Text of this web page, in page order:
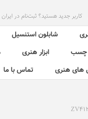
کاربر جدید هستید؟ ثبت‌نام در
شابلون استنسیل
و چسب ابزار هنری
های هنری تماس با ما